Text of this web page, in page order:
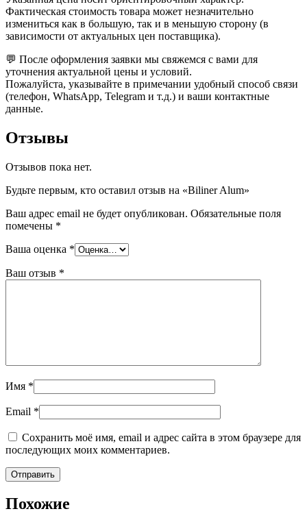
Фактическая стоимость товара может незначительно
измениться как в большую, так и в меньшую сторону (в
зависимости от актуальных цен поставщика).
💬 После оформления заявки мы свяжемся с вами для
уточнения актуальной цены и условий.
Пожалуйста, указывайте в примечании удобный способ связи
(телефон, WhatsApp, Telegram и т.д.) и ваши контактные
данные.
Отзывы
Отзывов пока нет.
Будьте первым, кто оставил отзыв на «Biliner Alum»
Ваш адрес email не будет опубликован. Обязательные поля
помечены *
Ваша оценка *
Ваш отзыв *
Имя *
Email *
Сохранить моё имя, email и адрес сайта в этом браузере для
последующих моих комментариев.
Похожие